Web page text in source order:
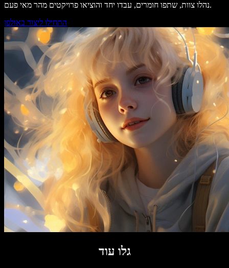
נהלו צוות, שתפו חומרים, עבדו יחד והוציאו פרויקטים מהר מאי פעם.
התחילו ליצור באולפן
גלו עוד